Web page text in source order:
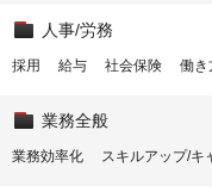
人事/労務
採用 給与 社会保険 働き
業務全般
業務効率化 スキルアップ/キ